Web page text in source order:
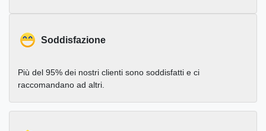
Soddisfazione
Più del 95% dei nostri clienti sono soddisfatti e ci
raccomandano ad altri.